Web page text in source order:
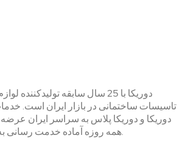
دوریکا با 25 سال سابقه
دوریکا و دوریکا پلاس به سراسر ایران
همه روزه آماده خدمت رسانی به هموطنان عزیز است.